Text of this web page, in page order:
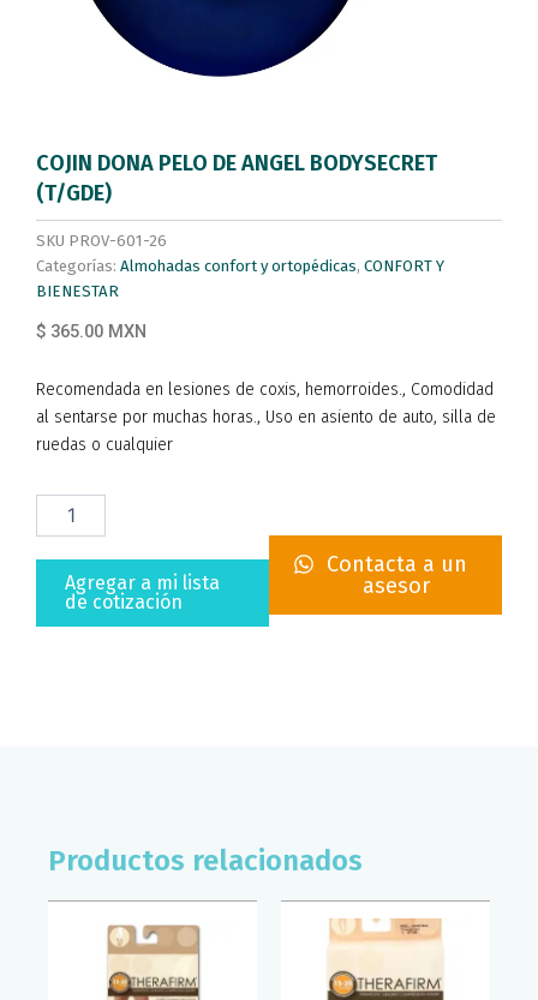
COJIN DONA PELO DE ANGEL BODYSECRET
(T/GDE)
SKU PROV-601-26
Categorías: Almohadas confort y ortopédicas, CONFORT Y
BIENESTAR
$ 365.00 MXN
Recomendada en lesiones de coxis, hemorroides., Comodidad
al sentarse por muchas horas., Uso en asiento de auto, silla de
ruedas o cualquier
COJIN
DONA
ANGEL
Agregar a mi lista
de cotización
Contacta a un
asesor
Productos relacionados